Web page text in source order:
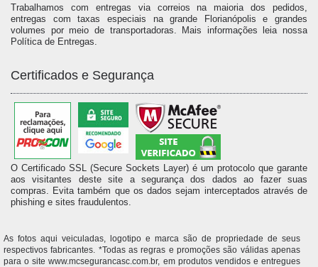
Trabalhamos com entregas via correios na maioria dos pedidos,
entregas com taxas especiais na grande Florianópolis e grandes
volumes por meio de transportadoras. Mais informações leia nossa
Política de Entregas.
Certificados e Segurança
O Certificado SSL (Secure Sockets Layer) é um protocolo que garante
aos visitantes deste site a segurança dos dados ao fazer suas
compras. Evita também que os dados sejam interceptados através de
phishing e sites fraudulentos.
As fotos aqui veiculadas, logotipo e marca são de propriedade de seus
respectivos fabricantes. *Todas as regras e promoções são válidas apenas
para o site www.mcsegurancasc.com.br, em produtos vendidos e entregues